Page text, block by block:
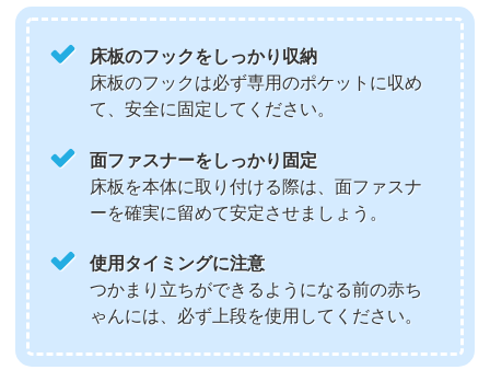
床板のフックをしっかり収納
床板のフックは必ず専用のポケットに収め
て、安全に固定してください。
面ファスナーをしっかり固定
床板を本体に取り付ける際は、面ファスナ
ーを確実に留めて安定させましょう。
使用タイミングに注意
つかまり立ちができるようになる前の赤ち
ゃんには、必ず上段を使用してください。